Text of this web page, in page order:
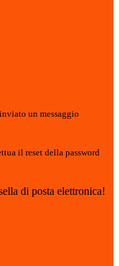
un messaggio
il reset della password
di posta elettronica!